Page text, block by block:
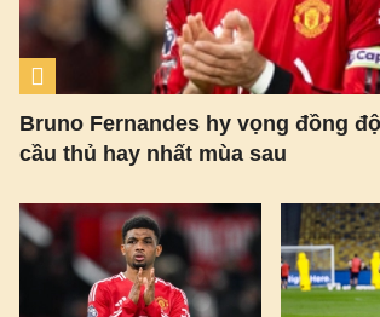
Bruno Fernandes hy vọng đồng
cầu thủ hay nhất mùa sau